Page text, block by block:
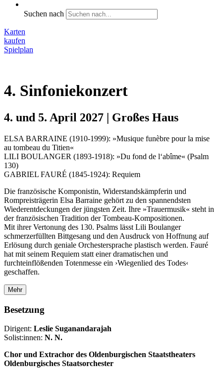
Suchen nach
Karten
kaufen
Spielplan
4. Sinfoniekonzert
4. und 5. April 2027 | Großes Haus
ELSA BARRAINE (1910-1999): »Musique funèbre pour la mise
au tombeau du Titien«
LILI BOULANGER (1893-1918): »Du fond de l‘abîme« (Psalm
130)
GABRIEL FAURÉ (1845-1924): Requiem
Die französische Komponistin, Widerstandskämpferin und
Rompreisträgerin Elsa Barraine gehört zu den spannendsten
Wiederentdeckungen der jüngsten Zeit. Ihre »Trauermusik« steht in
der französischen Tradition der Tombeau-Kompositionen.
Mit ihrer Vertonung des 130. Psalms lässt Lili Boulanger
schmerzerfüllten Bittgesang und den Ausdruck von Hoffnung auf
Erlösung durch geniale Orchestersprache plastisch werden. Fauré
hat mit seinem Requiem statt einer dramatischen und
furchteinflößenden Totenmesse ein ›Wiegenlied des Todes‹
geschaffen.
Mehr
Besetzung
Dirigent: Leslie Suganandarajah
Solist:innen: N. N.
Chor und Extrachor des Oldenburgischen Staatstheaters
Oldenburgisches Staatsorchester